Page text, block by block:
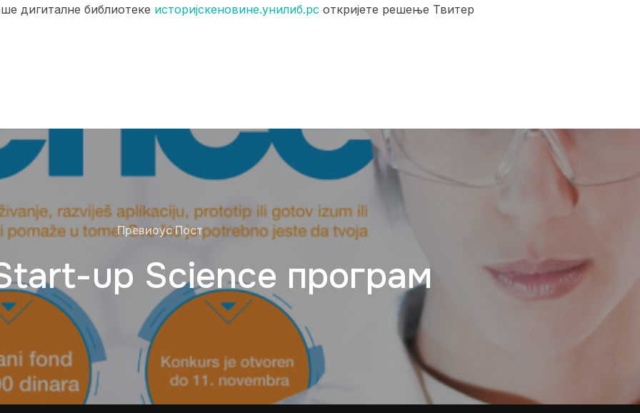
дигиталне библиотеке историјскеновине.унилиб.рс откријете решење Твитер
Превиоус Пост
up Science програм